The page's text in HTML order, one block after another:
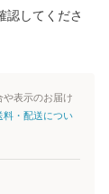
認してくださ
表示のお届け
料・配送につい